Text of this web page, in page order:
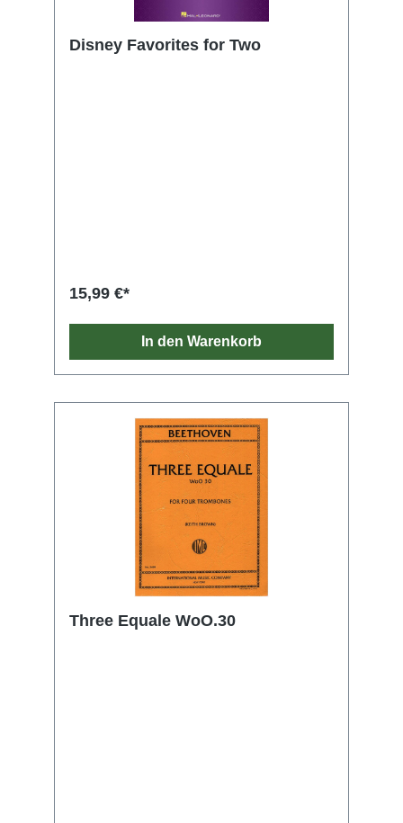
Disney Favorites for Two
15,99 €*
In den Warenkorb
Three Equale WoO.30